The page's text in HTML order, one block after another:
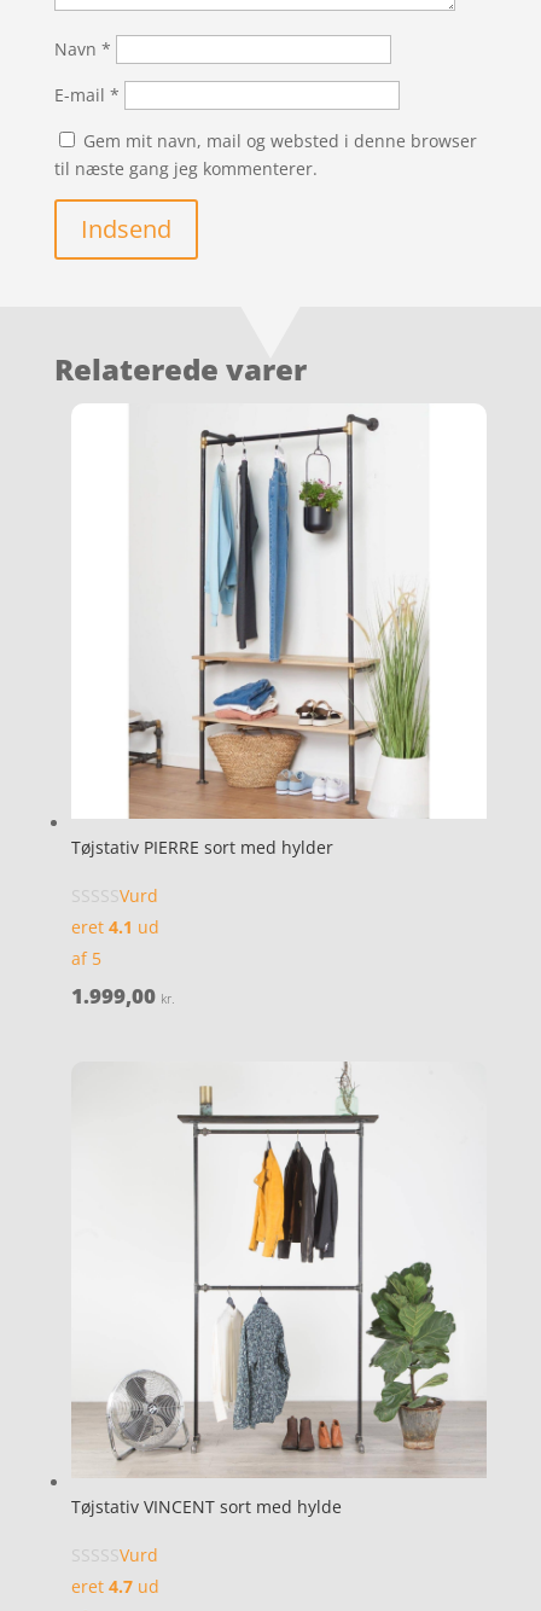
Navn *
E-mail *
Gem mit navn, mail og websted i denne browser
til næste gang jeg kommenterer.
Indsend
Relaterede varer
Tøjstativ PIERRE sort med hylder
Vurd
eret 4.1 ud
af 5
1.999,00 kr.
Tøjstativ VINCENT sort med hylde
Vurd
eret 4.7ud